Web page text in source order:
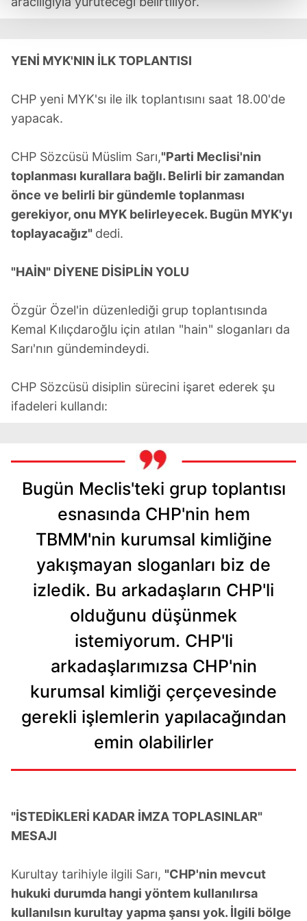
gösterilmeyecektir."
Sizlere daha iyi bir hizmet sunabilmek için İnternet
Sitemizde kendimize ve üçüncü kişilere ait çerezler
kullanılmaktadır. Bu çerezler vasıtasıyla çeşitli kişisel
toplumu hizmetlerinin sunulması amacıyla
kullanılmaktadır. Diğer çerezler, sitemizin daha işlevsel
kılınması ve kişiselleştirilmesi ve sizlere yönelik
reklam/pazarlama faaliyetlerinin yapılması, amaçlarıyla
sınırlı olarak açık rızanız dahilinde kullanılacaktır.
vasıtasıyla belirleyebilirsiniz. Çerezlere ilişkin detaylı bilgi
Metnimiziziyaret edebilirsiniz.
6698 sayılı Kişisel Verilerin Korunması Kanunu uyarınca
hazırlanmış Aydınlatma Metnimizi okumak ve sitemizde
almak için lütfentıklayınız.
YENİ MYK'NIN İLK TOPLANTISI
CHP yeni MYK'sı ile ilk toplantısını saat 18.00'de
yapacak.
CHP Sözcüsü Müslim Sarı,"Parti Meclisi'nin
toplanması kurallara bağlı. Belirli bir zamandan
önce ve belirli bir gündemle toplanması
gerekiyor, onu MYK belirleyecek. Bugün MYK'yı
toplayacağız" dedi.
"HAİN" DİYENE DİSİPLİN YOLU
Özgür Özel'in düzenlediği grup toplantısında
Kemal Kılıçdaroğlu için atılan "hain" sloganları da
Sarı'nın gündemindeydi.
CHP Sözcüsü disiplin sürecini işaret ederek şu
ifadeleri kullandı:
Bugün Meclis'teki grup toplantısı
esnasında CHP'nin hem
TBMM'nin kurumsal kimliğine
yakışmayan sloganları biz de
izledik. Bu arkadaşların CHP'li
olduğunu düşünmek
istemiyorum. CHP'li
arkadaşlarımızsa CHP'nin
kurumsal kimliği çerçevesinde
gerekli işlemlerin yapılacağından
emin olabilirler
"İSTEDİKLERİ KADAR İMZA TOPLASINLAR"
MESAJI
Kurultay tarihiyle ilgili Sarı, "CHP'nin mevcut
hukuki durumda hangi yöntem kullanılırsa
kullanılsın kurultay yapma şansı yok. İlgili bölge